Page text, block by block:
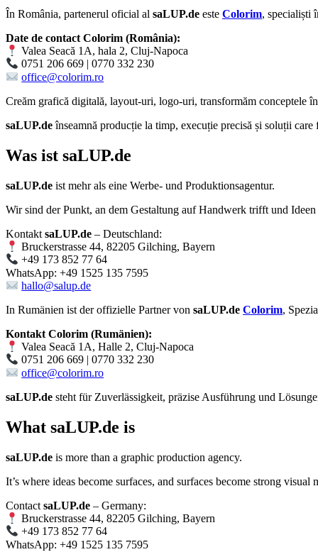
În România, partenerul oficial al saLUP.de este Colorim, specialiști
Date de contact Colorim (România):
Valea Seacă 1A, hala 2, Cluj-Napoca
0751 206 669 | 0770 332 230
office@colorim.ro
Creăm grafică digitală, layout-uri, logo-uri, transformăm conceptele
saLUP.deînseamnă producție la timp, execuție precisă și soluții
Was ist saLUP.de
saLUP.de ist mehr als eine Werbe- und Produktionsagentur.
Wir sind der Punkt, an dem Gestaltung auf Handwerk trifft und
Kontakt saLUP.de – Deutschland:
Bruckerstrasse 44, 82205 Gilching, Bayern
+49 173 852 77 64
WhatsApp: +49 1525 135 7595
hallo@salup.de
In Rumänien ist der offizielle Partner von saLUP.de Colorim,
Kontakt Colorim (Rumänien):
Valea Seacă 1A, Halle 2, Cluj-Napoca
0751 206 669 | 0770 332 230
office@colorim.ro
saLUP.de steht für Zuverlässigkeit, präzise Ausführung und
What saLUP.de is
saLUP.de is more than a graphic production agency.
It’s where ideas become surfaces, and surfaces become strong visual
Contact saLUP.de – Germany:
Bruckerstrasse 44, 82205 Gilching, Bayern
+49 173 852 77 64
WhatsApp: +49 1525 135 7595